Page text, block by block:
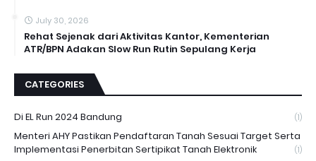
July 30, 2026
Rehat Sejenak dari Aktivitas Kantor, Kementerian
ATR/BPN Adakan Slow Run Rutin Sepulang Kerja
CATEGORIES
Di EL Run 2024 Bandung (1)
Menteri AHY Pastikan Pendaftaran Tanah Sesuai Target Serta
Implementasi Penerbitan Sertipikat Tanah Elektronik
(1)